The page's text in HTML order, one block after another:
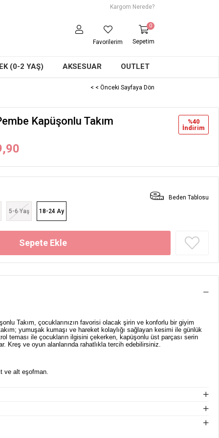
Kargom Nerede?
Sepetim
0
Favorilerim
(0-2 YAŞ) AKSESUAR OUTLET
< < Önceki Sayfaya Dön
%40
İndirim
Kapüşonlu Takım
5-6 Yaş 18-24 Ay
Beden Tablosu
Takım, çocuklarınızın favorisi olacak şirin ve konforlu bir giyim
yumuşak kumaşı ve hareket kolaylığı sağlayan kesimi ile günlük
teması ile çocukların ilgisini çekerken, kapüşonlu üst parçası serin
Kreş ve oyun alanlarında rahatlıkla tercih edebilirsiniz.
ve alt eşofman.
de şıklığı için harika bir seçim!